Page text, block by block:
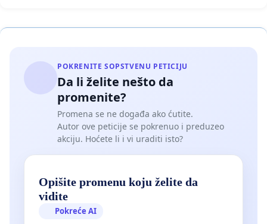
POKRENITE SOPSTVENU PETICIJU
Da li želite nešto da
promenite?
Promena se ne događa ako ćutite.
Autor ove peticije se pokrenuo i preduzeo
akciju. Hoćete li i vi uraditi isto?
Opišite promenu koju želite da
vidite
Pokreće AI